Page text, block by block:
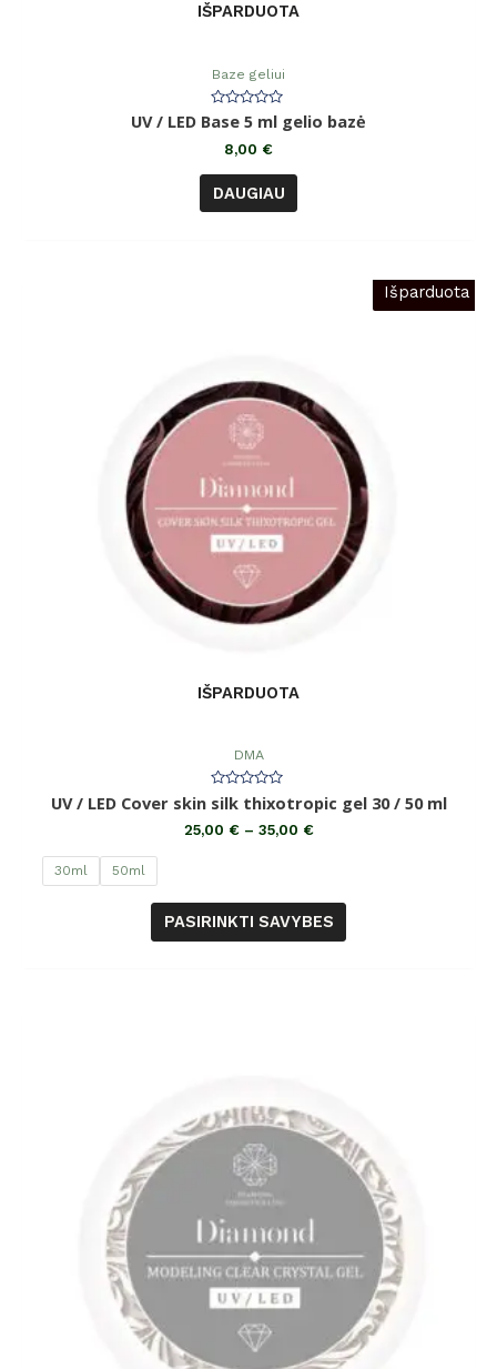
IŠPARDUOTA
Baze geliui
Įvertinimas:
0
UV / LED Base 5 ml gelio bazė
8,00 €
DAUGIAU
Išparduota
IŠPARDUOTA
DMA
Įvertinimas:
0
iš
5
UV / LED Cover skin silk thixotropic gel 30 / 50 ml
25,00 €– 35,00 €
30ml 50ml
PASIRINKTI SAVYBES